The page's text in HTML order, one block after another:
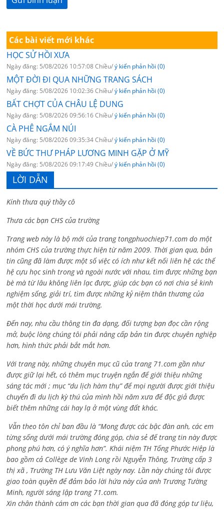
Các bài viết mới khác
HỌC SỬ HỒI XƯA
Ngày đăng: 5/08/2026 10:57:08 Chiều/ý kiến phản hồi (0)
MỘT ĐỜI ĐI QUA NHỮNG TRANG SÁCH
Ngày đăng: 5/08/2026 10:02:36 Chiều/ý kiến phản hồi (0)
BẤT CHỢT CỦA CHÂU LỆ DUNG
Ngày đăng: 5/08/2026 09:56:16 Chiều/ý kiến phản hồi (0)
CÀ PHÊ NGẮM NÚI
Ngày đăng: 5/08/2026 09:35:34 Chiều/ý kiến phản hồi (0)
VỀ BỨC THƯ PHÁP LƯƠNG MINH GẶP Ở MỸ
Ngày đăng: 5/08/2026 09:17:49 Chiều/ý kiến phản hồi (0)
LỜI DẪN
Kính thưa quý thầy cô
Thưa các bạn CHS của trường
Trang web này là bộ mới của trang tongphuochiep71.com do một
nhóm CHS của trường thực hiện từ năm 2009. Thời gian qua, bản
tin cũng đã làm được một số việc có ích như kết nối liên hệ các thế
hệ cựu học sinh trong và ngoài nước với nhau, tìm được những bạn
bè mà từ lâu không liên lạc được, giúp các bạn có nơi chia sẻ kinh
nghiệm sống, giải trí, tìm được những kỷ niệm thân thương của
một thời học dưới mái trường.
Đến nay, nhu cầu thông tin đa dạng, đối tượng bạn đọc cần rộng
mở, buộc lòng chúng tôi phải nâng cấp bản tin được chuyên nghiệp
hơn, hình thức phải bắt mắt hơn.
Với trang này, những chuyên mục cũ của trang 71.com gần như
được giữ lại hết, có thêm mục truyện ngắn để giới thiệu những
sáng tác mới ; mục “du lịch hàm thụ” để mọi người được giới thiệu
chuyến đi du lịch kỳ thú của mình hồi năm xưa để độc giả được
biết thêm những cái hay lạ ở một vùng đất khác.
Vẫn theo tôn chỉ ban đầu là “Mong được các bậc đàn anh, các em
từng sống dưới mái trường đóng góp, chia sẻ để trang tin này được
phong phú hơn, có ý nghĩa hơn”. Khái niệm TH Tống Phước Hiệp là
bao gồm cả Collège de Vinh Long rồi Nguyễn Thông, Trường cấp 3
thị xã , Trường TH Lưu Văn Liệt ngày nay. Lần này chúng tôi được
giao toàn quyền để đảm bảo lời hứa này của anh Trương Tường
Minh, người sáng lập trang 71.com.
Xin chân thành cám ơn các bạn thời gian qua đã đóng góp tư liệu,